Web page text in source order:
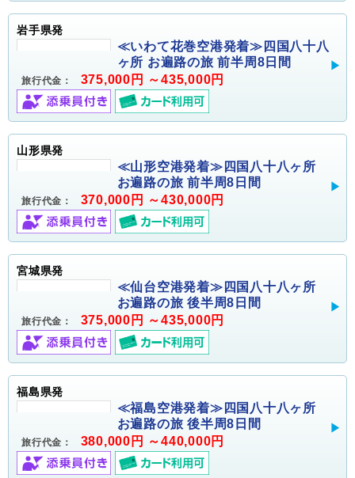
岩手県発
≪いわて花巻空港発着≫四国八十八
ヶ所 お遍路の旅 前半周8日間
旅行代金： 375,000円 ～435,000円
山形県発
≪山形空港発着≫四国八十八ヶ所
お遍路の旅 前半周8日間
旅行代金： 370,000円 ～430,000円
宮城県発
≪仙台空港発着≫四国八十八ヶ所
お遍路の旅 後半周8日間
旅行代金： 375,000円 ～435,000円
福島県発
≪福島空港発着≫四国八十八ヶ所
お遍路の旅 後半周8日間
旅行代金： 380,000円 ～440,000円